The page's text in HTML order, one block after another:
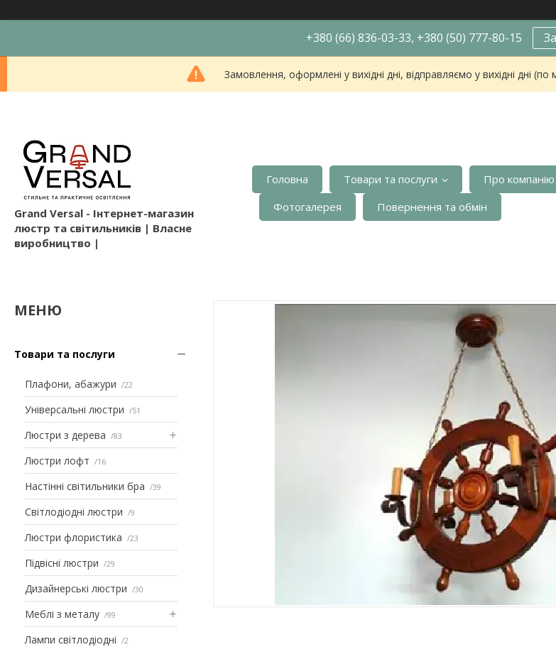
+380 (66) 836-03-33, +380 (50) 777-80-15
Замовлення, оформлені у вихідні дні, відправляємо у вихідні дні
Grand Versal - Інтернет-магазин
люстр та світильників | Власне
виробництво |
Головна Товари та послуги Про компанію
Фотогалерея
Повернення та обмін
Товари та послуги
Плафони, абажури 22
Універсальні люстри 51
Люстри з дерева 83
Люстри лофт 16
Настінні світильники бра 39
Світлодіодні люстри 9
Люстри флористика 23
Підвісні люстри 29
Дизайнерські люстри 30
Меблі з металу 99
Лампи світлодіодні 2